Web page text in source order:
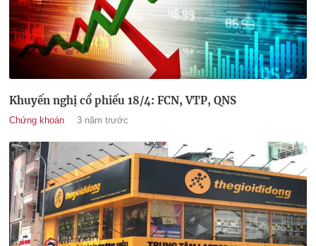
Khuyến nghị cổ phiếu 18/4: FCN, VTP, QNS
Chứng khoán 3 năm trước